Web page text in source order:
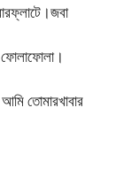
তোমারখাবার